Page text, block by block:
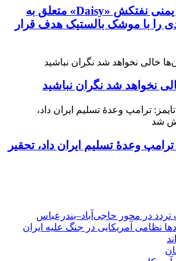
نیروهای مسلح یمنی نفتکش «Daisy» متعلق به
را با موشک بالستیک هدف قرار
نخواهد شد نگران نباشید
ترامپ وعدۀ تسلیم ایران داد، تحقیر
تردد در محور حاجی‌آباد–بندرعباس
نظامی آمریکایی در جنگ علیه ایران